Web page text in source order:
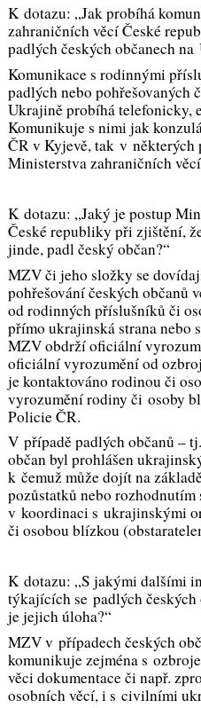
K dotazu: „Jak probíhá
zahraničních věcí České
padlých českých občanech
Komunikace s rodinnými
padlých nebo pohřešovaných
Ukrajině probíhá telefonicky,
Komunikuje s nimi jak
ČR v Kyjevě, tak v
Ministerstva zahraničních
K dotazu: „Jaký je postup
České republiky při zjištění,
jinde, padl český občan?“
MZV či jeho složky se
pohřešování českých občanů
od rodinných příslušníků či
přímo ukrajinská strana nebo
MZV obdrží oficiální
oficiální vyrozumění od
je kontaktováno rodinou či
vyrozumění rodiny či osoby
Policie ČR.
V případě padlých občanů –
občan byl prohlášen
k čemuž může dojít na
pozůstatků nebo rozhodnutím
v koordinaci s ukrajinskými
či osobou blízkou
K dotazu: „S jakými dalšími
týkajících se padlých
je jejich úloha?“
MZV v případech českých
komunikuje zejména s
věci dokumentace či např.
osobních věcí, i s civilními